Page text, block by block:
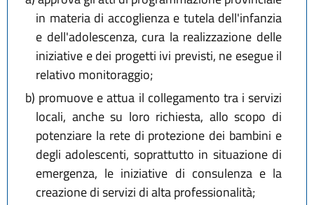
in materia di accoglienza e tutela dell'infanzia
e dell'adolescenza, cura la realizzazione delle
iniziative e dei progetti ivi previsti, ne esegue il
relativo monitoraggio;
b) promuove e attua il collegamento tra i servizi
locali, anche su loro richiesta, allo scopo di
potenziare la rete di protezione dei bambini e
degli adolescenti, soprattutto in situazione di
emergenza, le iniziative di consulenza e la
creazione di servizi di alta professionalità;